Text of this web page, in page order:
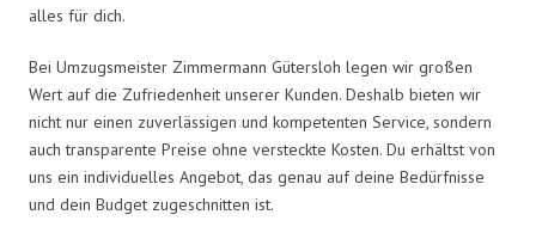
alles für dich.
Bei Umzugsmeister Zimmermann Gütersloh legen wir großen
Wert auf die Zufriedenheit unserer Kunden. Deshalb bieten wir
nicht nur einen zuverlässigen und kompetenten Service, sondern
auch transparente Preise ohne versteckte Kosten. Du erhältst von
uns ein individuelles Angebot, das genau auf deine Bedürfnisse
und dein Budget zugeschnitten ist.